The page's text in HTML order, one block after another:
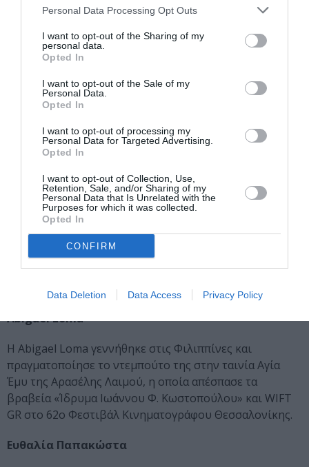
Personal Data Processing Opt Outs
I want to opt-out of the Sharing of my
personal data.
Opted In
I want to opt-out of the Sale of my
Personal Data.
Opted In
I want to opt-out of processing my
Personal Data for Targeted Advertising.
Opted In
I want to opt-out of Collection, Use,
Retention, Sale, and/or Sharing of my
Personal Data that Is Unrelated with the
Purposes for which it was collected.
Opted In
CONFIRM
Data Deletion Data Access Privacy Policy
Ο Ιωσήφ Γαβριελάτος γεννήθηκε στην Αθήνα και
σπουδάζει διοίκηση επιχειρήσεων στο Πανεπιστήμιο
Αιγαίου. Έχει συμμετάσχει στην ταινία 18 του Βασίλη
Δούβλη.
Κωνσταντίνος Γεωργόπουλος
Ο Κωνσταντίνος Γεωργόπουλος είναι απόφοιτος
δραματικής σχολής και έχει πάρει μέρος στην ταινία
Xenia του Πάνου Χ. Κούτρα. Την ερχόμενη σεζόν θα τον
δούμε στο τηλεοπτικό Milky Way του Βασίλη Κεκάτου.
Βαγγέλης Ευαγγελινός
Ο Βαγγέλης Ευαγγελινός γεννήθηκε το 1982 στην Αθήνα
και έχει παρακολουθήσει μαθήματα αυτοσχεδιασμού
στο Studio Nama. Έχει πρωταγωνιστήσει στην ταινία
Πρόστιμο του Φωκίωνα Μπόγρη.
Abigael Loma
Η Abigael Loma γεννήθηκε στις Φιλιππίνες και
πραγματοποίησε το ντεμπούτο της στην ταινία Αγία
Έμυ της Αρασέλης Λαιμού, η οποία απέσπασε τα
βραβεία «Ίδρυμα Ιωάννου Φ. Κωστοπούλου» και WIFT
GR στο 62o Φεστιβάλ Κινηματογράφου Θεσσαλονίκης.
Ευθαλία Παπακώστα